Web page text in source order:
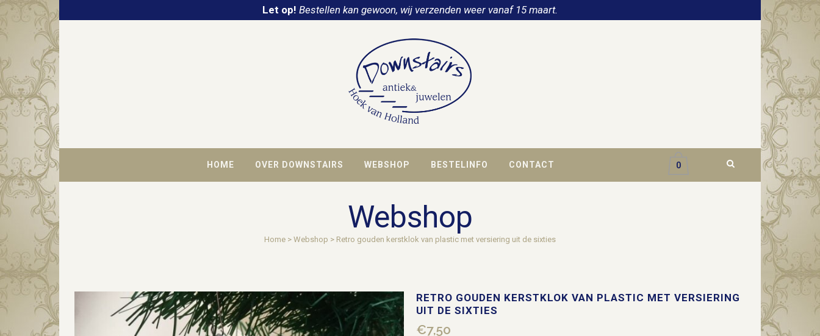
Let op! Bestellen kan gewoon, wij verzenden weer vanaf 15 maart.
HOME OVER DOWNSTAIRS WEBSHOP BESTELINFO CONTACT 0
Webshop
Home > Webshop > Retro gouden kerstklok van plastic met versiering uit de sixties
RETRO GOUDEN KERSTKLOK VAN PLASTIC MET VERSIERING
UIT DE SIXTIES
€7,50